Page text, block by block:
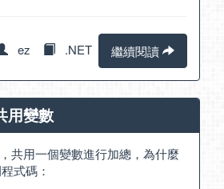
ez .NET 繼續閱讀
用變數
共用一個變數進行加總，為什麼
式碼：